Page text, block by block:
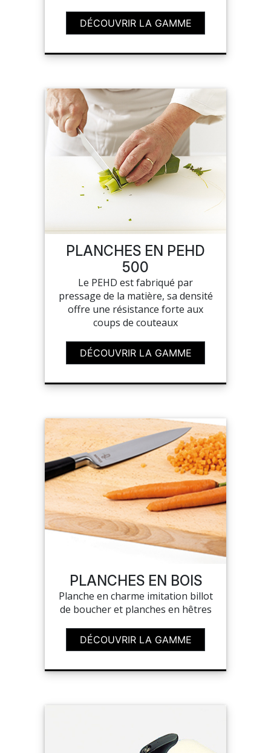
CHEF'S LIST
PORTAIL
SUR-MESURE
DÉCOUVRIR LA GAMME
PLANCHES EN PEHD
500
Le PEHD est fabriqué par
pressage de la matière, sa densité
offre une résistance forte aux
coups de couteaux
DÉCOUVRIR LA GAMME
PLANCHES EN BOIS
Planche en charme imitation billot
de boucher et planches en hêtres
DÉCOUVRIR LA GAMME